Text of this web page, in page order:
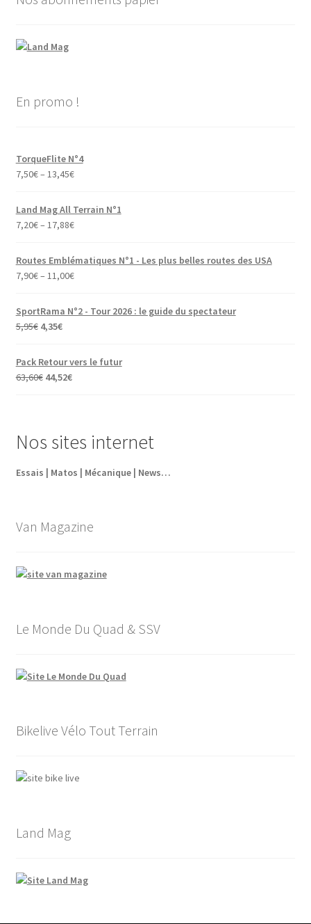
En promo !
TorqueFlite N°4
7,50€– 13,45€
Land Mag All Terrain N°1
7,20€– 17,88€
Routes Emblématiques N°1 - Les plus belles routes des USA
7,90€– 11,00€
SportRama N°2 - Tour 2026 : le guide du spectateur
5,95€ Le
5,95€.
4,35€Le
Pack Retour vers le futur
63,60€ Le
63,60€.
44,52€Le
44,52€.
Nos sites internet
Essais | Matos | Mécanique | News…
Van Magazine
Le Monde Du Quad & SSV
Bikelive Vélo Tout Terrain
Land Mag